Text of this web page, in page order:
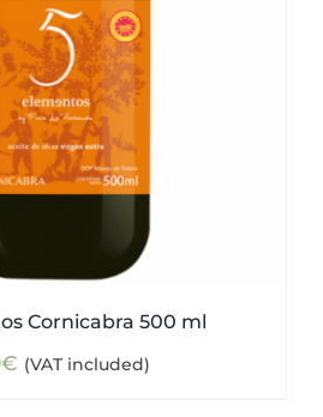
Cornicabra 500 ml
€ (VAT included)